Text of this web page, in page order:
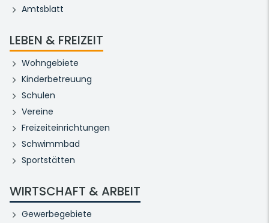
Amtsblatt
LEBEN & FREIZEIT
Wohngebiete
Kinderbetreuung
Schulen
Vereine
Freizeiteinrichtungen
Schwimmbad
Sportstätten
WIRTSCHAFT & ARBEIT
Gewerbegebiete